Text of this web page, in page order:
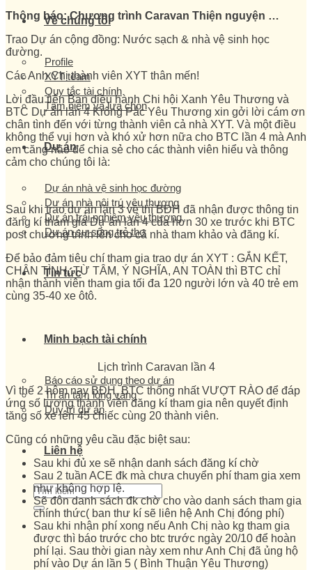
Về chúng tôi
Profile
XYT team
Quy tắc tài chính
Tâm niệm và lựa chọn
Dự án
Dự án nhà vệ sinh học đường
Dự án nhà nội trú yêu thương
Dự án trải nghiệm yêu thương
Dự án sự sống trẻ thơ
Tin tức
Minh bạch tài chính
Báo cáo sử dụng theo dự án
Tri ân tấm lòng vàng
Duy trì dự án
Liên hệ
Thông báo: Chương trình Caravan Thiện nguyện …
Trao Dự án cộng đồng: Nước sạch & nhà vệ sinh học
đường.
Các Anh Chị thành viên XYT thân mến!
Lời đầu tiên Ban điều hành Chi hội Xanh Yêu Thương và
BTC Dự án lần 4 Krông Pắc Yêu Thương xin gởi lời cám ơn
chân tình đến với từng thành viên cả nhà XYT. Và một điều
không thể vui hơn và khó xử hơn nữa cho BTC lần 4 mà Anh
em căng não để chia sẻ cho các thành viên hiểu và thông
cảm cho chúng tôi là:
Sau khi trao dự án lần 3 về thì BĐH đã nhận được thông tin
đăng kí tham gia Dự án lần 4 của hơn 30 xe trước khi BTC
post chương trình lên cho cả nhà tham khảo và đăng kí.
Để bảo đảm tiêu chí tham gia trao dự án XYT : GẮN KẾT,
CHÂN TÌNH, TỪ TÂM, Ý NGHĨA, AN TOÀN thì BTC chỉ
nhận thành viên tham gia tối đa 120 người lớn và 40 trẻ em
cùng 35-40 xe ôtô.
Lịch trình Caravan lần 4
Vì thế 2 hôm nay BĐH, BTC thống nhất VƯỢT RÀO để đáp
ứng số lượng thành viên đăng kí tham gia nên quyết định
tăng số xe lên 45 chiếc cùng 20 thành viên.
Cũng có những yêu cầu đặc biệt sau:
Sau khi đủ xe sẽ nhận danh sách đăng kí chờ
Sau 2 tuần ACE đk mà chưa chuyển phí tham gia xem
như không hợp lệ.
Sẽ đôn danh sách đk chờ cho vào danh sách tham gia
chính thức( ban thư kí sẽ liên hệ Anh Chị đóng phí)
Sau khi nhận phí xong nếu Anh Chị nào kg tham gia
được thì báo trước cho btc trước ngày 20/10 để hoàn
phí lại. Sau thời gian này xem như Anh Chị đã ủng hộ
phí vào Dự án lần 5 ( Bình Thuận Yêu Thương)